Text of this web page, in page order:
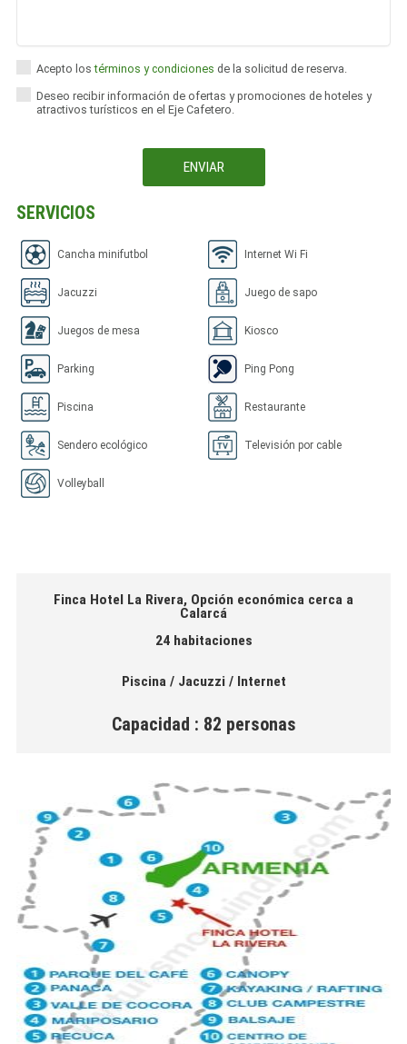
Acepto lostérminos y condiciones de la solicitud de reserva.
Deseo recibir información de ofertas y promociones de hoteles y
atractivos turísticos en el Eje Cafetero.
SERVICIOS
Cancha minifutbol Internet Wi Fi
Jacuzzi Juego de sapo
Juegos de mesa Kiosco
Parking Ping Pong
Piscina Restaurante
Sendero ecológico Televisión por cable
Volleyball
Finca Hotel La Rivera, Opción económica cerca a
Calarcá
24 habitaciones
Piscina / Jacuzzi / Internet
Capacidad : 82 personas